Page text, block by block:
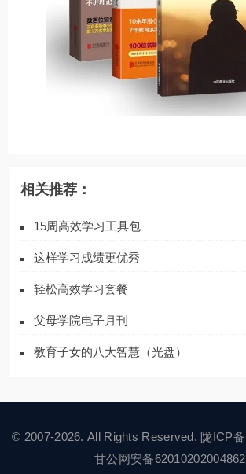
相关推荐：
15周高效学习工具包
这样学习成绩更优秀
轻松高效学习套餐
父母学院电子月刊
教育子女的八大智慧（光盘）
© 2007-2026. All Rights Reserved. 陇ICP
甘公网安备